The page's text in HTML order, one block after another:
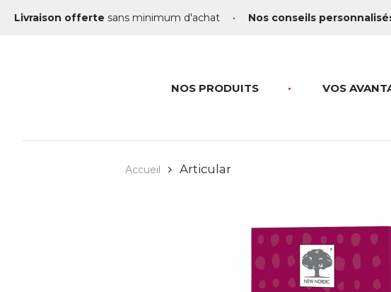
Livraison offerte sans minimum d'achat • Nos conseils
NOS PRODUITS VOS
Accueil Articular